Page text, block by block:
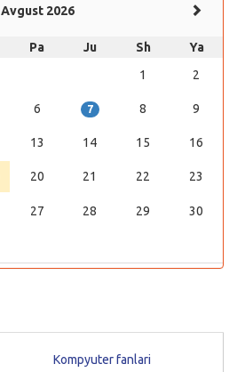
Avgust 2026
Pa Ju Sh
Ya
1
2
6 7 8 9
13 14 15 16
20 21 22 23
27 28 29 30
Kompyuter fanlari